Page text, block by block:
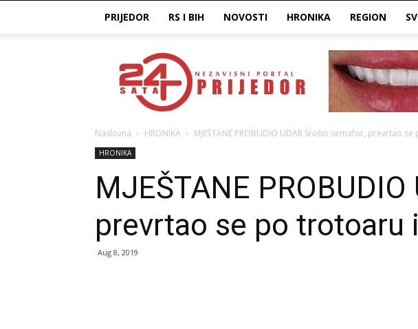
PRIJEDOR RS I BIH NOVOSTI HRONIKA REGION
Prijedor24H
Naslovna HRONIKA MJEŠTANE PROBUDIO UDAR Srušio semafor, prevrtao
HRONIKA
MJEŠTANE
prevrtao se po trotoaru
Aug 8, 2019